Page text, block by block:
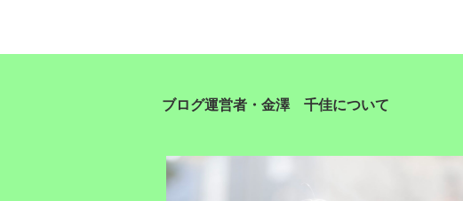
ブログ運営者・金澤 千佳について